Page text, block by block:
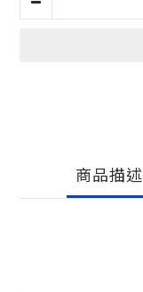
商品描述